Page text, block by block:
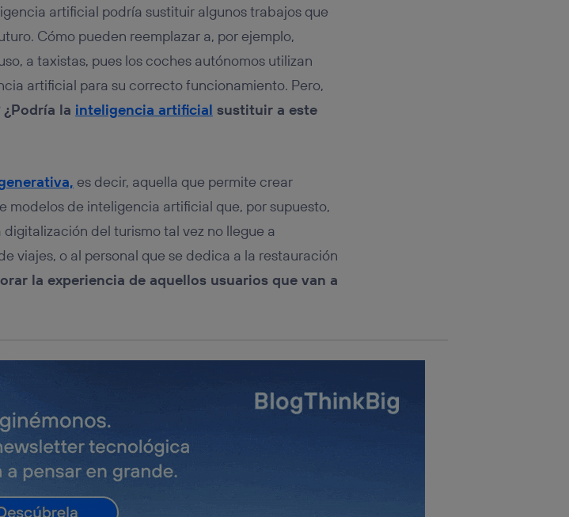
artificial podría sustituir algunos trabajos que
Cómo pueden reemplazar a, por ejemplo,
a taxistas, pues los coches autónomos utilizan
artificial para su correcto funcionamiento. Pero,
¿Podría la inteligencia artificial sustituir a este
es decir, aquella que permite crear
de inteligencia artificial que, por supuesto,
del turismo tal vez no llegue a
viajes, o al personal que se dedica a la restauración
la experiencia de aquellos usuarios que van a
de la tecnología recibirá el mismo identificador.
ancha
(p. ej., Wi-Fi), el marketing o análisis se
de navegación de los miembros del hogar que
será más personalizado, ya que se basará
del móvil.